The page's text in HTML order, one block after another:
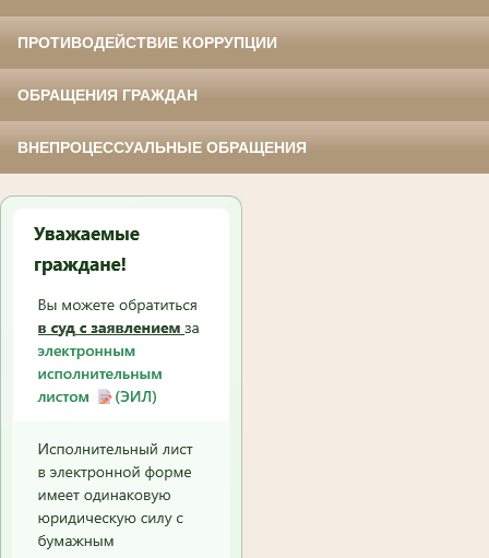
ПРОТИВОДЕЙСТВИЕ КОРРУПЦИИ
ОБРАЩЕНИЯ ГРАЖДАН
ВНЕПРОЦЕССУАЛЬНЫЕ ОБРАЩЕНИЯ